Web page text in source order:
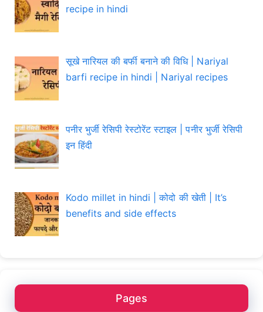
recipe in hindi
सूखे नारियल की बर्फी बनाने की विधि | Nariyal
barfi recipe in hindi | Nariyal recipes
पनीर भुर्जी रेसिपी रेस्टोरेंट स्टाइल | पनीर भुर्जी रेसिपी
इन हिंदी
Kodo millet in hindi | कोदो की खेती | It’s
benefits and side effects
Pages